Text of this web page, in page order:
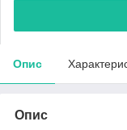
Опис
Опис